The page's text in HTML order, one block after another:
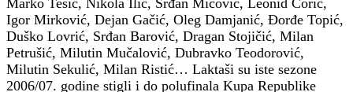
Marko Tešić, Nikola Ilić, Srđan Mićović, Leonid Ćorić,
Igor Mirković, Dejan Gačić, Oleg Damjanić, Đorđe Topić,
Duško Lovrić, Srđan Barović, Dragan Stojičić, Milan
Petrušić, Milutin Mučalović, Dubravko Teodorović,
Milutin Sekulić, Milan Ristić… Laktaši su iste sezone
2006/07. godine stigli i do polufinala Kupa Republike